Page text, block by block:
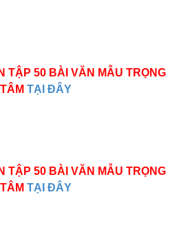
TẬP 50 BÀI VĂN MẪU TRỌNG
TÂM TẠI ĐÂY
TẬP 50 BÀI VĂN MẪU TRỌNG
TÂM TẠI ĐÂY